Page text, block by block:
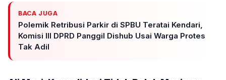
BACA JUGA
Polemik Retribusi Parkir di SPBU Teratai Kendari,
Komisi III DPRD Panggil Dishub Usai Warga Protes
Tak Adil